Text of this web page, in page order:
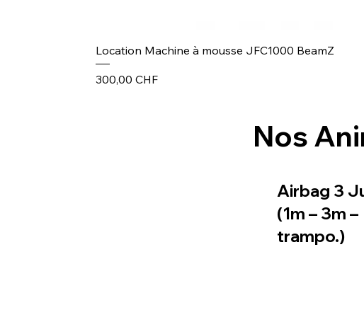
Location Machine à mousse JFC1000 BeamZ
Prix
300,00 CHF
Nos
Airbag 3
(1m – 3m –
trampo.)